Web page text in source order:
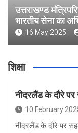
उत्तराखण्ड
भारतीय सेना का
16 May 2025
शिक्षा
नीदरलैंड के दौरे पर
10 February
नीदरलैंड के दौरे पर